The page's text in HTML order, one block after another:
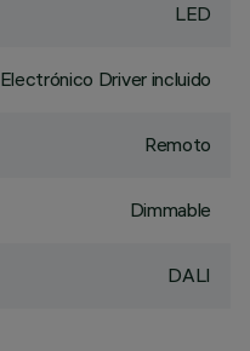
LED
Electrónico Driver incluido
Remoto
Dimmable
DALI